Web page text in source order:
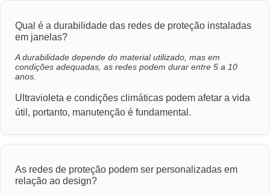
Qual é a durabilidade das redes de proteção instaladas
em janelas?
A durabilidade depende do material utilizado, mas em
condições adequadas, as redes podem durar entre 5 a 10
anos.
Ultravioleta e condições climáticas podem afetar a vida
útil, portanto, manutenção é fundamental.
As redes de proteção podem ser personalizadas em
relação ao design?